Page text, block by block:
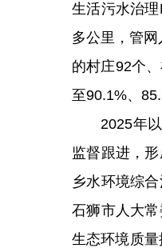
生活污水治
多公里，管
的村庄92个
至90.1%、
2025年以
监督跟进，
乡水环境综
石狮市人大
生态环境质量